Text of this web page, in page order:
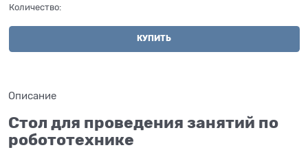
Количество:
КУПИТЬ
Описание
Стол для проведения занятий по
робототехнике